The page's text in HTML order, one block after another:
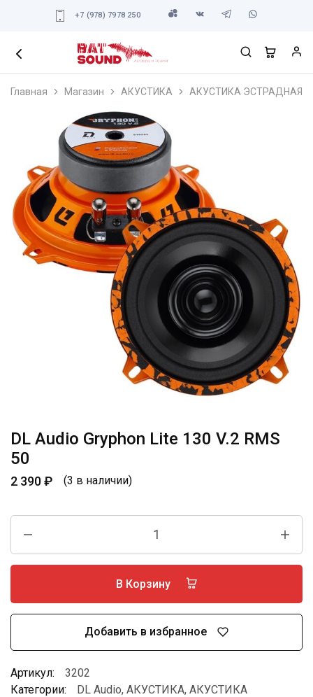
+7 (978) 7978 250
Главная Магазин АКУСТИКА АКУСТИКА ЭСТРАДНАЯ
DL Audio Gryphon Lite 130 V.2 RMS
50
2 390₽ (3 в наличии)
В Корзину
Добавить в избранное
Артикул:
3202
Категории:
DL Audio, АКУСТИКА, АКУСТИКА